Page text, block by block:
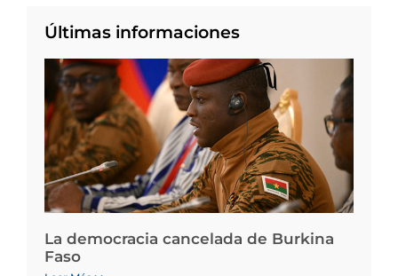
Últimas informaciones
La democracia cancelada de Burkina
Faso